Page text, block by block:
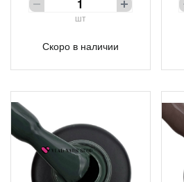
шт
Скоро в наличии